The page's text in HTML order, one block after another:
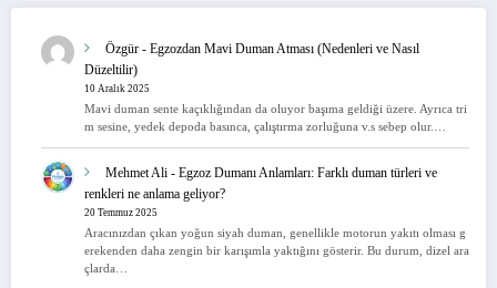
Özgür - Egzozdan Mavi Duman Atması (Nedenleri ve Nasıl
Düzeltilir)
10 Aralık 2025
Mavi duman sente kaçıklığından da oluyor başıma geldiği üzere. Ayrıca tri
m sesine, yedek depoda basınca, çalıştırma zorluğuna v.s sebep olur.…
Mehmet Ali - Egzoz Dumanı Anlamları: Farklı duman türleri ve
renkleri ne anlama geliyor?
20 Temmuz 2025
Aracınızdan çıkan yoğun siyah duman, genellikle motorun yakıtı olması g
erekenden daha zengin bir karışımla yaktığını gösterir. Bu durum, dizel ara
çlarda…